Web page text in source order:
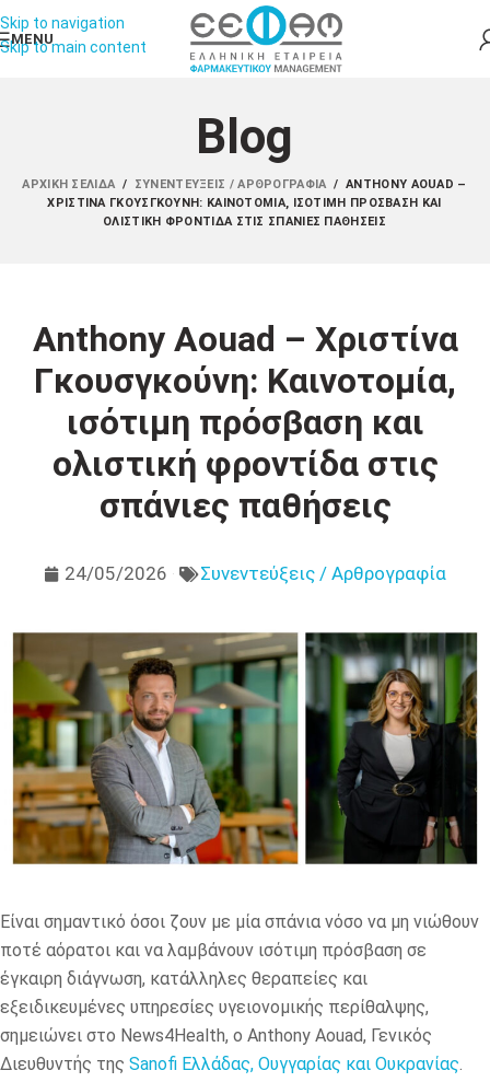
Skip to navigation
Skip to main content
MENU
Blog
ΑΡΧΙΚΉ ΣΕΛΊΔΑ / ΣΥΝΕΝΤΕΎΞΕΙΣ / ΑΡΘΡΟΓΡΑΦΊΑ / ANTHONY AOUAD –
ΧΡΙΣΤΊΝΑ ΓΚΟΥΣΓΚΟΎΝΗ: ΚΑΙΝΟΤΟΜΊΑ, ΙΣΌΤΙΜΗ ΠΡΌΣΒΑΣΗ ΚΑΙ
ΟΛΙΣΤΙΚΉ ΦΡΟΝΤΊΔΑ ΣΤΙΣ ΣΠΆΝΙΕΣ ΠΑΘΉΣΕΙΣ
Anthony Aouad – Χριστίνα
Γκουσγκούνη: Καινοτομία,
ισότιμη πρόσβαση και
ολιστική φροντίδα στις
σπάνιες παθήσεις
24/05/2026 Συνεντεύξεις / Αρθρογραφία
Είναι σημαντικό όσοι ζουν με μία σπάνια νόσο να μη νιώθουν
ποτέ αόρατοι και να λαμβάνουν ισότιμη πρόσβαση σε
έγκαιρη διάγνωση, κατάλληλες θεραπείες και
εξειδικευμένες υπηρεσίες υγειονομικής περίθαλψης,
σημειώνει στο News4Health, ο Anthony Aouad, Γενικός
Διευθυντής της Sanofi Ελλάδας, Ουγγαρίας και Ουκρανίας.